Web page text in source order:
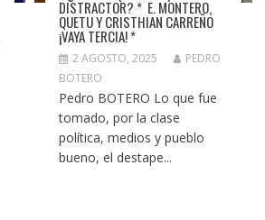
DISTRACTOR? * E. MONTERO,
QUETU Y CRISTHIAN CARREÑO
¡VAYA TERCIA! *
2 AGOSTO, 2025
PEDRO
BOTERO
Pedro BOTERO Lo que fue
tomado, por la clase
política, medios y pueblo
bueno, el destape...